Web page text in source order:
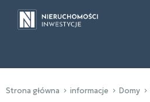
Strona główna informacje Domy